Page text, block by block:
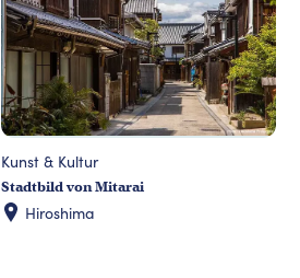
Kunst & Kultur
Stadtbild von Mitarai
Hiroshima